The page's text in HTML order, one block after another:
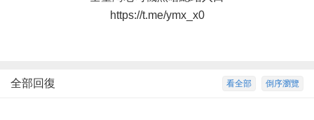
https://t.me/ymx_x0
倒序瀏覽
看全部
全部回復